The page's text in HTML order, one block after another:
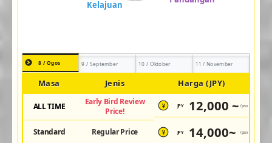
8 / Ogos 9 / September 10 / Oktober 11 / November
Masa Jenis Harga (JPY)
ALL TIME
Early Bird Review
Price!
¥ JPY 12,000 ~ /pax
Standard Regular Price ¥ JPY 14,000~ /pax